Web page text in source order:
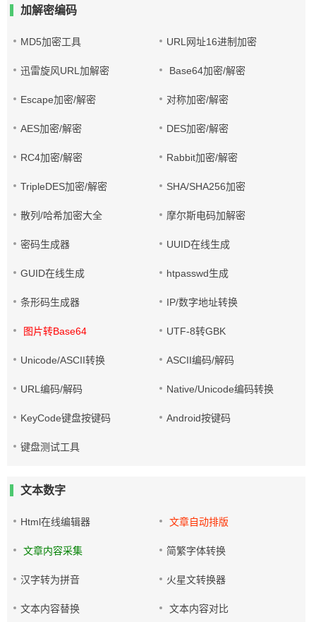
加解密编码
MD5加密工具 URL网址16进制加密
迅雷旋风URL加解密 Base64加密/解密
Escape加密/解密 对称加密/解密
AES加密/解密 DES加密/解密
RC4加密/解密 Rabbit加密/解密
TripleDES加密/解密 SHA/SHA256加密
散列/哈希加密大全 摩尔斯电码加解密
密码生成器 UUID在线生成
GUID在线生成 htpasswd生成
条形码生成器 IP/数字地址转换
图片转Base64 UTF-8转GBK
Unicode/ASCII转换 ASCII编码/解码
URL编码/解码 Native/Unicode编码转换
KeyCode键盘按键码 Android按键码
键盘测试工具
文本数字
Html在线编辑器 文章自动排版
文章内容采集 简繁字体转换
汉字转为拼音 火星文转换器
文本内容替换 文本内容对比